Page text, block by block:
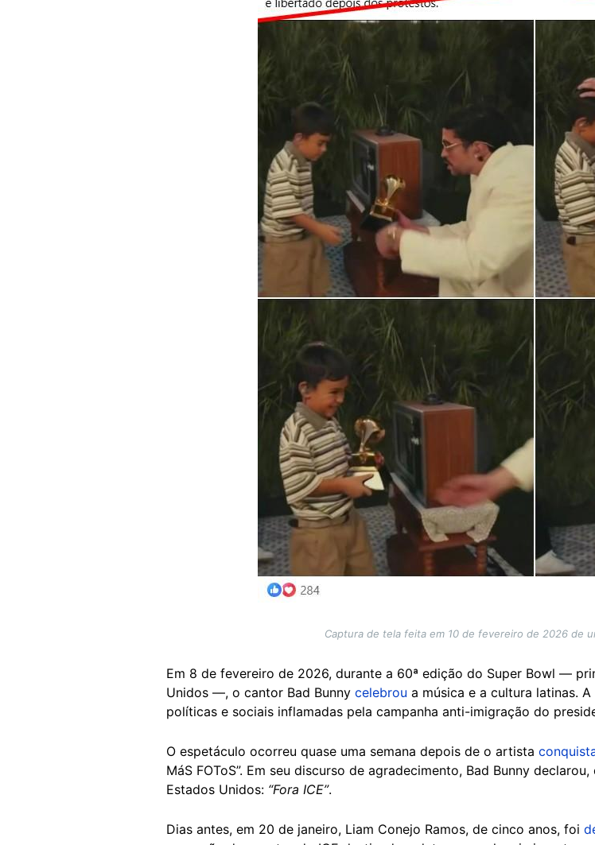
Captura de tela feita em 10 de fevereiro de 2026 de
Em 8 de fevereiro de 2026, durante a 60ª edição do Super Bowl —
Unidos —, o cantor Bad Bunny celebrou a música e a cultura latinas.
políticas e sociais inflamadas pela campanha anti-imigração do
O espetáculo ocorreu quase uma semana depois de o artista
MáS FOToS”. Em seu discurso de agradecimento, Bad Bunny
Estados Unidos: “Fora ICE”.
Dias antes, em 20 de janeiro, Liam Conejo Ramos, de cinco anos, foi